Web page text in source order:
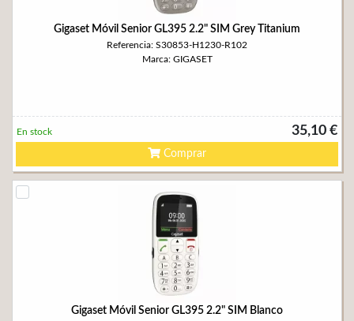
Gigaset Móvil Senior GL395 2.2" SIM Grey Titanium
Referencia: S30853-H1230-R102
Marca: GIGASET
35,10 €
En stock
Comprar
Gigaset Móvil Senior GL395 2.2" SIM Blanco